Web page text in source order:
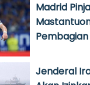
Madrid
Jenderal